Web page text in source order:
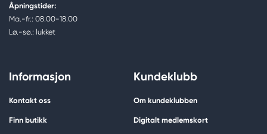
Åpningstider:
Ma.-fr.: 08.00-18.00
Lø.-sø.: lukket
Informasjon
Kontakt oss
Finn butikk
Kundeklubb
Om kundeklubben
Digitalt medlemskort